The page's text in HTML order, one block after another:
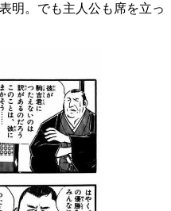
明。でも主人公も席を立っ